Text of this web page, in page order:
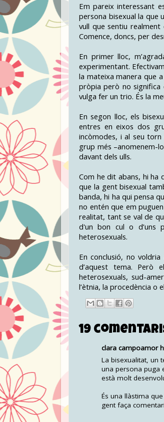
Em pareix interessant
persona bisexual la que
vull que sentiu
Comence, doncs, per
En primer lloc,
experimentant.
la mateixa manera que
pròpia però no significa
vulga fer un trio. És la
En segon lloc, els
entres en eixos dos
incòmodes, i al seu
grup més –anomenem-
davant dels ulls.
Com he dit abans, hi ha
que la gent bisexual
banda, hi ha qui pensa
no entén que em
realitat, tant se val de
d'un bon cul o d’uns
heterosexuals.
En conclusió, no
d’aquest tema. Però
heterosexuals, sud-
l’ètnia, la procedència o
19
clara campoamor
La bisexualitat, un
una persona puga
està molt
És una llàstima
gent faça